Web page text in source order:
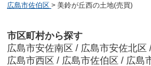
広島市佐伯区 > 美鈴が丘西の土地(売買)
市区町村から探す
広島市安佐南区 / 広島市安佐北区 /
広島市西区 / 広島市佐伯区 / 広島